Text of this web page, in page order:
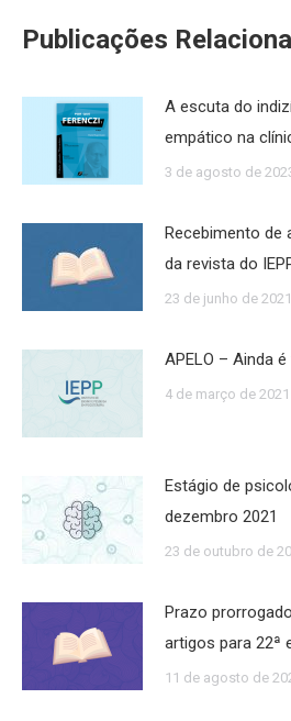
Publicações
A escuta do
empático na
3 de agosto de
Recebimento de
da revista do
23 de junho de 2021
APELO – Ainda
4 de março de 2021
Estágio de
dezembro 2021
23 de outubro de
Prazo
artigos para 22ª
11 de agosto de